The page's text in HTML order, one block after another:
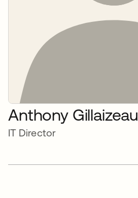
Anthony Gillaizeau
IT Director